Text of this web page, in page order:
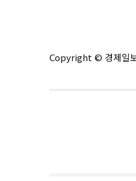
Copyright © 경제일보